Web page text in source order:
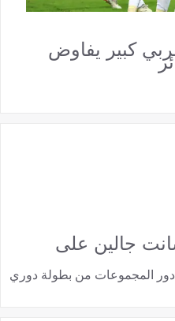
كبير يفاوض
جالين على
المجموعات من بطولة دوري